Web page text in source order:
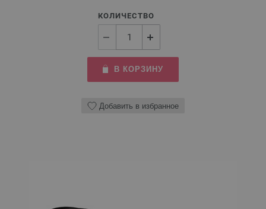
КОЛИЧЕСТВО
В КОРЗИНУ
Добавить в избранное